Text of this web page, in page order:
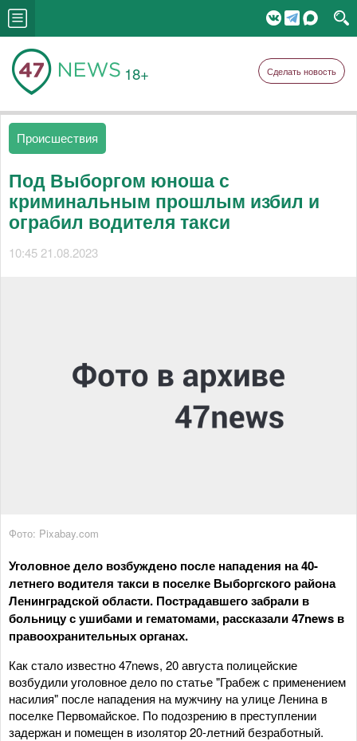
18+ Сделать новость
Происшествия
Под Выборгом юноша с
криминальным прошлым избил и
ограбил водителя такси
10:45 21.08.2023
Фото: Pixabay.com
Уголовное дело возбуждено после нападения на 40-
летнего водителя такси в поселке Выборгского района
Ленинградской области. Пострадавшего забрали в
больницу с ушибами и гематомами, рассказали 47news в
правоохранительных органах.
Как стало известно 47news, 20 августа полицейские
возбудили уголовное дело по статье "Грабеж с применением
насилия" после нападения на мужчину на улице Ленина в
поселке Первомайское. По подозрению в преступлении
задержан и помещен в изолятор 20-летний безработный.